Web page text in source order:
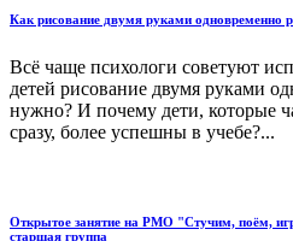
Как рисование двумя руками одновременно
Всё чаще психологи советуют
детей рисование двумя руками
нужно? И почему дети, которые
сразу, более успешны в учебе?...
Открытое занятие на РМО "Стучим, поём,
старшая группа